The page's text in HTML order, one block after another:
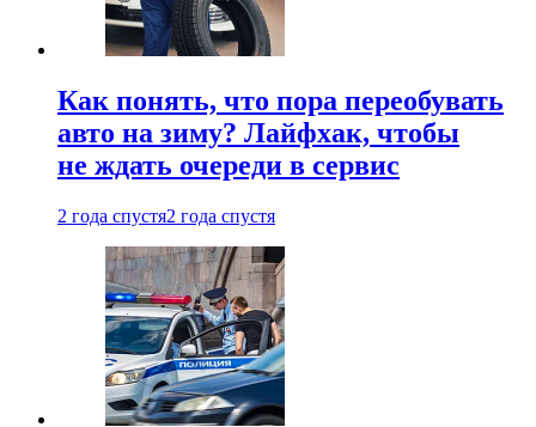
Как понять, что пора переобувать
авто на зиму? Лайфхак, чтобы
не ждать очереди в сервис
2 года спустя2 года спустя